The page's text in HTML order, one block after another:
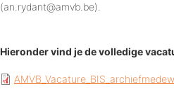
(an.rydant@amvb.be).
Hieronder vind je de volledige